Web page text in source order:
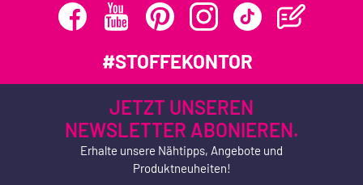
#STOFFEKONTOR
JETZT UNSEREN
NEWSLETTER ABONIEREN.
Erhalte unsere Nähtipps, Angebote und
Produktneuheiten!